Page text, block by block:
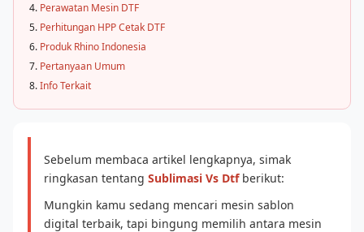
Perawatan Mesin DTF
Perhitungan HPP Cetak DTF
Produk Rhino Indonesia
Pertanyaan Umum
Info Terkait
Sebelum membaca artikel lengkapnya, simak
ringkasan tentang Sublimasi Vs Dtfberikut:
Mungkin kamu sedang mencari mesin sablon
digital terbaik, tapi bingung memilih antara mesin